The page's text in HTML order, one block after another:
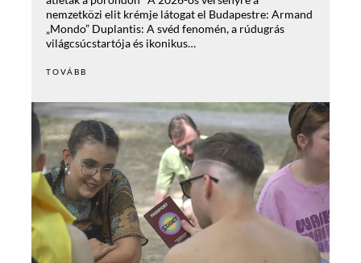
nemzetközi elit krémje látogat el Budapestre: Armand
„Mondo” Duplantis: A svéd fenomén, a rúdugrás
világcsúcstartója és ikonikus…
TOVÁBB